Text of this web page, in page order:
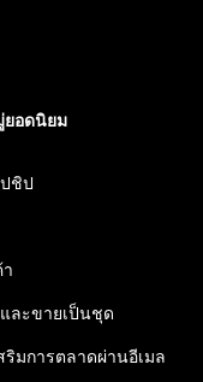
อดนิยม
ชิป
ละขายเป็นชุด
ริมการตลาดผ่านอีเมล